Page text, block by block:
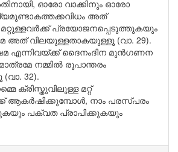
ഓരോ വാക്കിനും ഓരോ
അത്
മറ്റുള്ളവർക്ക് പ്രയോജനപ്പെടുത്തുകയും
അത് വിലയുള്ളതാകയുള്ളൂ (വാ. 29).
എന്നിവയ്ക്ക് ദൈനംദിന മുൻഗണന
നമ്മിൽ രൂപാന്തരം
32).
ക്രിസ്തുവിലുള്ള മറ്റ്
ആകർഷിക്കുമ്പോൾ, നാം പരസ്പരം
പക്വത പ്രാപിക്കുകയും